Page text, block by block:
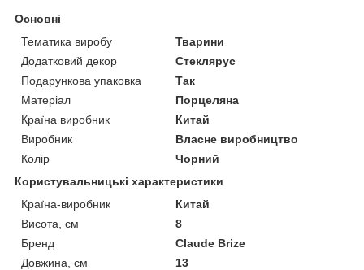
Основні
Тематика виробу
Тварини
Додатковий декор
Стеклярус
Подарункова упаковка
Так
Матеріал
Порцеляна
Країна виробник
Китай
Виробник
Власне виробництво
Колір
Чорний
Користувальницькі характеристики
Країна-виробник
Китай
Висота, см
8
Бренд
Claude Brize
Довжина, см
13